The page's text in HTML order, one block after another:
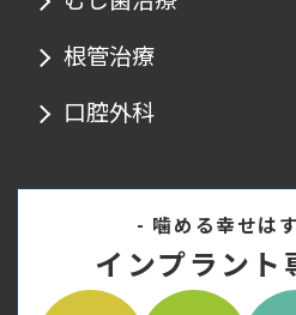
根管治療
口腔外科
- 噛める幸せは
インプラント